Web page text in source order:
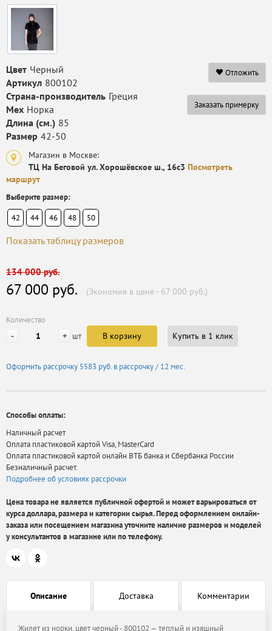
Отложить
Заказать примерку
Цвет Черный
Артикул 800102
Страна-производитель Греция
Мех Норка
Длина (см.) 85
Размер 42-50
Магазин в Москве:
ТЦ На Беговой ул. Хорошёвское ш., 16с3 Посмотреть
маршрут
Выберите размер:
42
44 46 48 50
Показать таблицу размеров
134 000 руб.
67 000 руб. (Экономия в цене - 67 000 руб.)
Количество
- + шт В корзину Купить в 1 клик
Оформить рассрочку 5583 руб. в рассрочку / 12 мес.
Способы оплаты:
Наличный расчет
Оплата пластиковой картой Visa, MasterCard
Оплата пластиковой картой онлайн ВТБ банка и Сбербанка России
Безналичный расчет.
Подробнее об условиях рассрочки
Цена товара не является публичной офертой и может варьироваться от
курса доллара, размера и категории сырья. Перед оформлением онлайн-
заказа или посещением магазина уточните наличие размеров и моделей
у консультантов в магазине или по телефону.
Описание Доставка Комментарии
Жилет из норки, цвет черный - 800102 — теплый и изящный